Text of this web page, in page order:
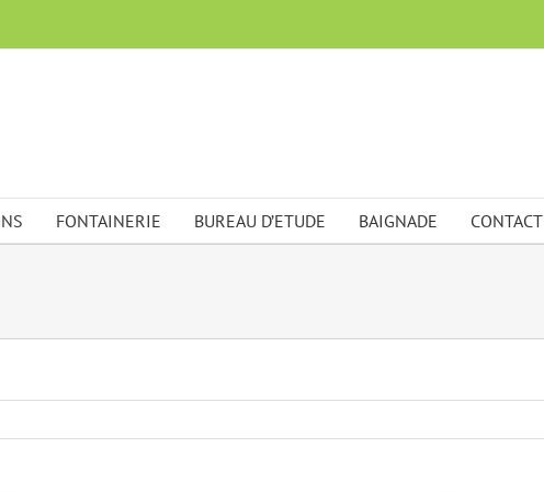
FONTAINERIE BUREAU D’ETUDE BAIGNADE CONTACT